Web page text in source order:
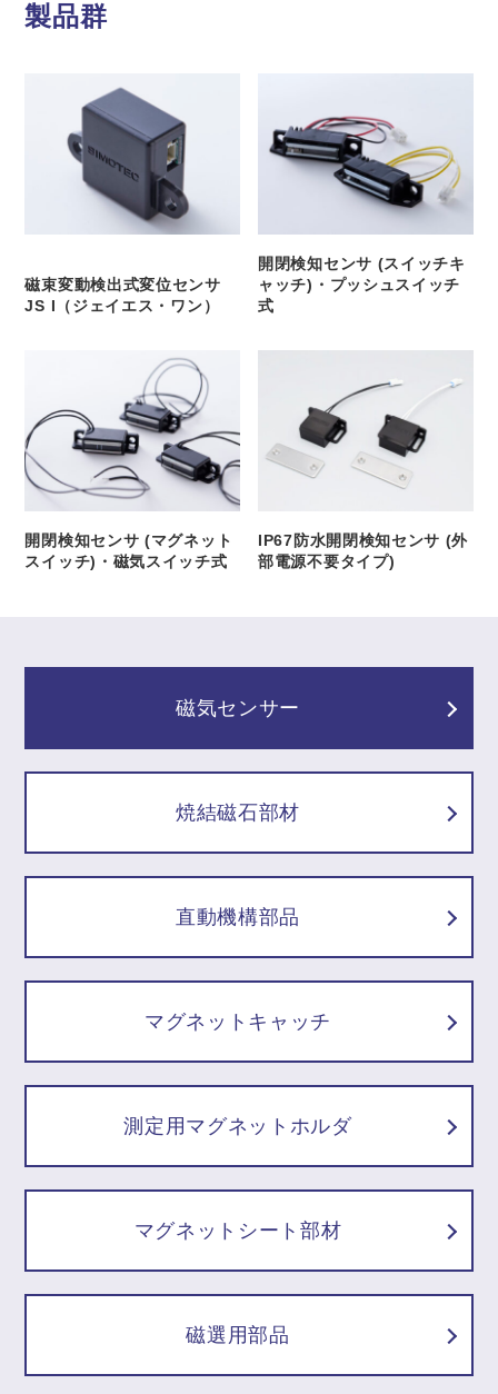
製品群
磁束変動検出式変位センサ
JS I（ジェイエス・ワン）
開閉検知センサ (スイッチキ
ャッチ)・プッシュスイッチ
式
開閉検知センサ (マグネット
スイッチ)・磁気スイッチ式
IP67防水開閉検知センサ (外
部電源不要タイプ)
磁気センサー
焼結磁石部材
直動機構部品
マグネットキャッチ
測定用マグネットホルダ
マグネットシート部材
磁選用部品